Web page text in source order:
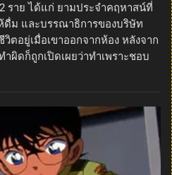
ราย ได้แก่ ยามประจำคฤหาสน์ที่
ดื่ม และบรรณาธิการของบริษัท
ตอยู่เมื่อเขาออกจากห้อง หลังจาก
ผิดก็ถูกเปิดเผยว่าทำเพราะชอบ